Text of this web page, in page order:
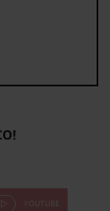
YOUTUBE